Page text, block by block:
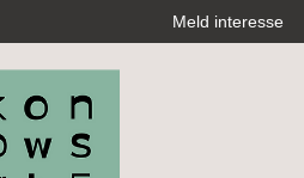
Meld interesse